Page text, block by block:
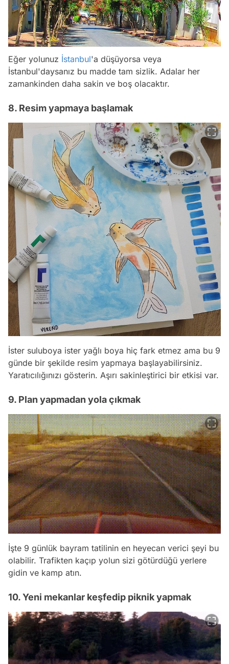
Eğer yolunuz İstanbul'a düşüyorsa veya
İstanbul'daysanız bu madde tam sizlik. Adalar her
zamankinden daha sakin ve boş olacaktır.
8. Resim yapmaya başlamak
İster suluboya ister yağlı boya hiç fark etmez ama bu 9
günde bir şekilde resim yapmaya başlayabilirsiniz.
Yaratıcılığınızı gösterin. Aşırı sakinleştirici bir etkisi var.
9. Plan yapmadan yola çıkmak
İşte 9 günlük bayram tatilinin en heyecan verici şeyi bu
olabilir. Trafikten kaçıp yolun sizi götürdüğü yerlere
gidin ve kamp atın.
10. Yeni mekanlar keşfedip piknik yapmak